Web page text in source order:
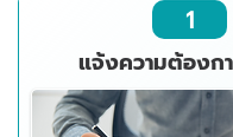
1
แจ้งความต้องก